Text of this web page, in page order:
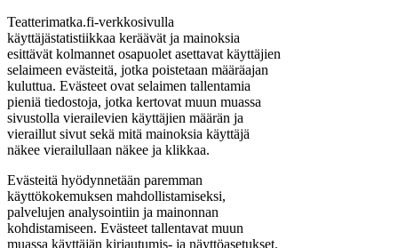
Teatterimatka.fi-verkkosivulla
käyttäjästatistiikkaa keräävät ja mainoksia
esittävät kolmannet osapuolet asettavat käyttäjien
selaimeen evästeitä, jotka poistetaan määräajan
kuluttua. Evästeet ovat selaimen tallentamia
pieniä tiedostoja, jotka kertovat muun muassa
sivustolla vierailevien käyttäjien määrän ja
vieraillut sivut sekä mitä mainoksia käyttäjä
näkee vierailullaan näkee ja klikkaa.
Evästeitä hyödynnetään paremman
käyttökokemuksen mahdollistamiseksi,
palvelujen analysointiin ja mainonnan
kohdistamiseen. Evästeet tallentavat muun
muassa käyttäjän kirjautumis- ja näyttöasetukset.